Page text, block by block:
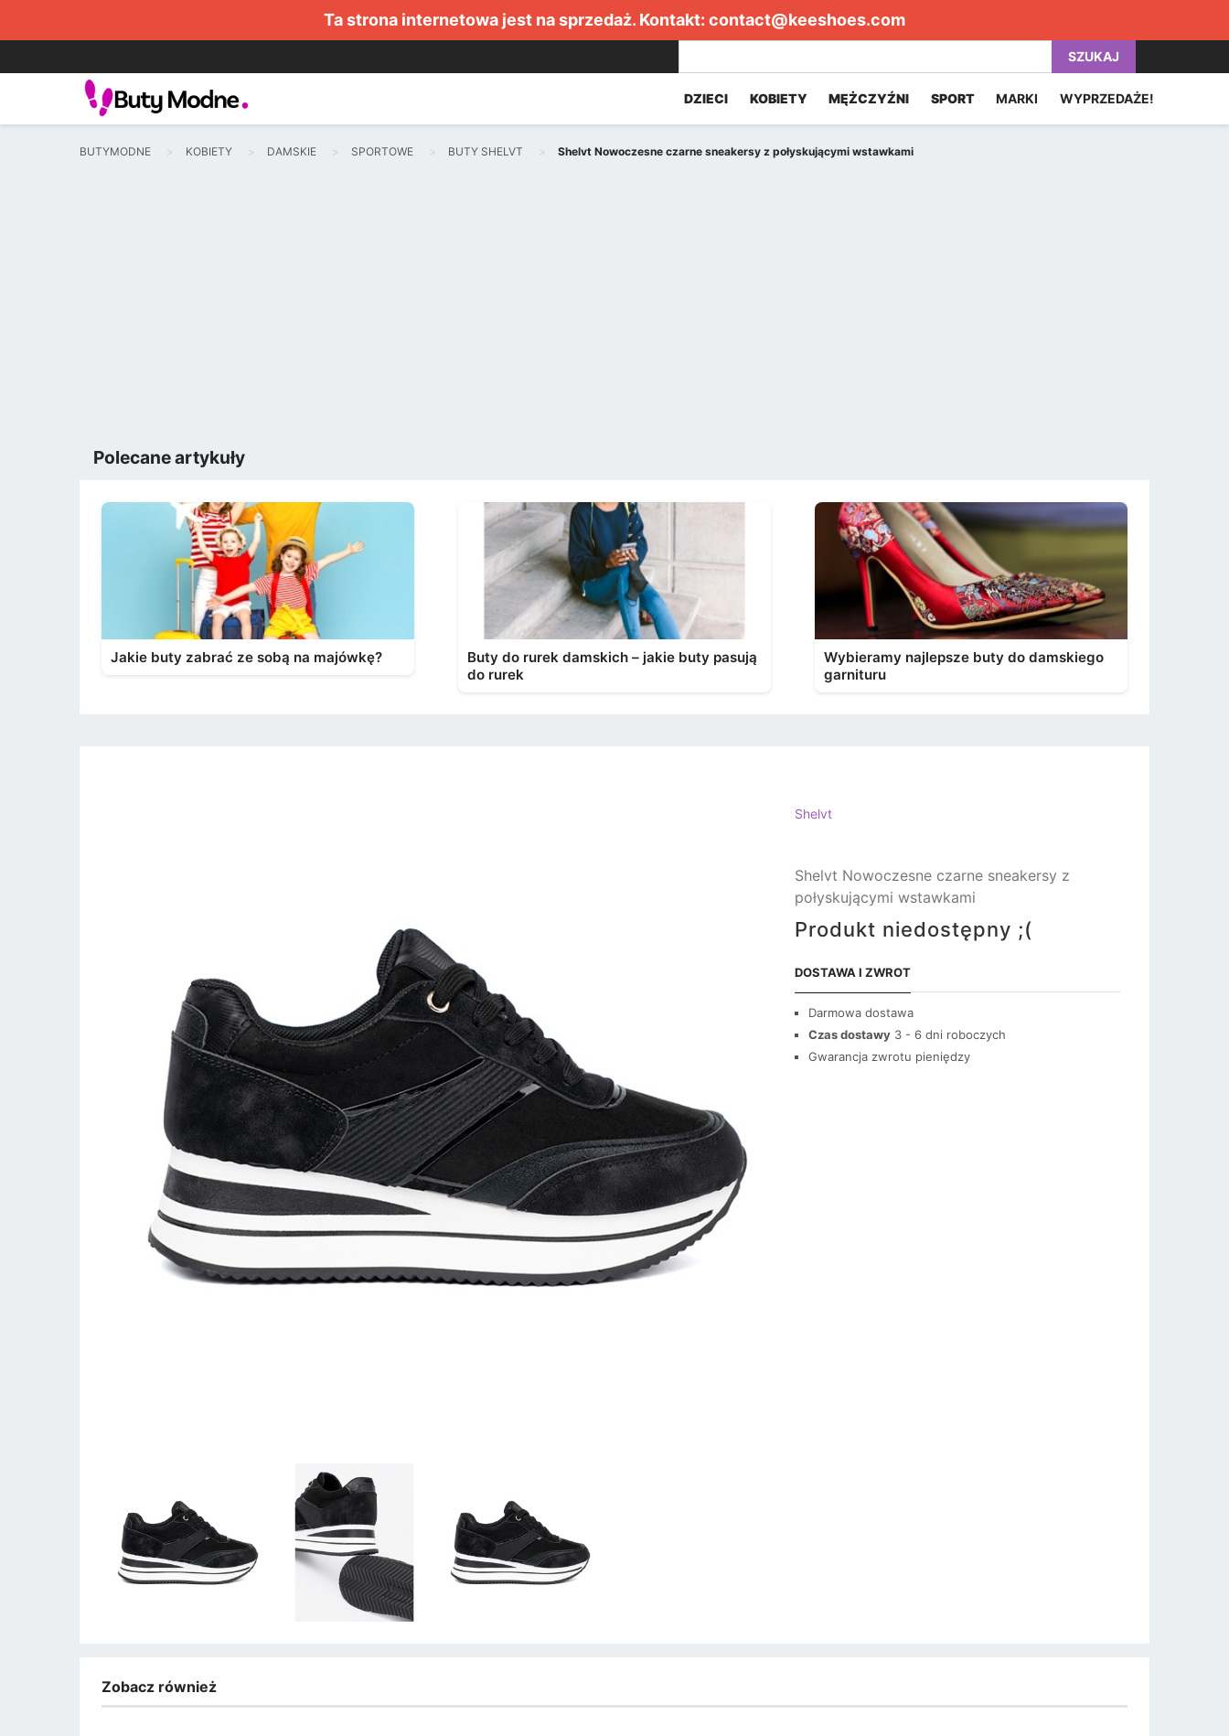
Ta strona internetowa jest na sprzedaż. Kontakt: contact@keeshoes.com
SZUKAJ
DZIECI KOBIETY MĘŻCZYŹNI SPORT MARKI WYPRZEDAŻE!
BUTYMODNE KOBIETY DAMSKIE SPORTOWE BUTY SHELVT Shelvt Nowoczesne czarne sneakersy z połyskującymi wstawkami
Polecane artykuły
Jakie buty zabrać ze sobą na majówkę?
Buty do rurek damskich – jakie buty pasują
do rurek
Wybieramy najlepsze buty do damskiego
garnituru
Shelvt
Shelvt Nowoczesne czarne sneakersy z
połyskującymi wstawkami
Produkt niedostępny ;(
DOSTAWA I ZWROT
Darmowa dostawa
Czas dostawy 3 - 6 dni roboczych
Gwarancja zwrotu pieniędzy
Zobacz również